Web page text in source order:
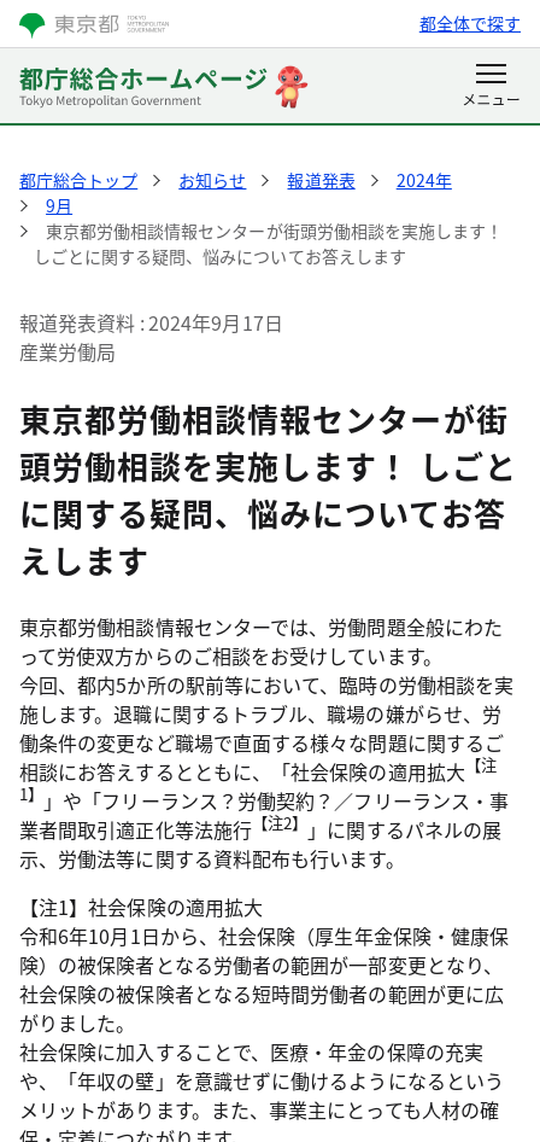
都全体で探す
都庁総合トップ お知らせ 報道発表
2024年
9月
東京都労働相談情報センターが街頭労働相談を実施します！
しごとに関する疑問、悩みについてお答えします
報道発表資料 2024年9月17日
産業労働局
東京都労働相談情報センターが街
頭労働相談を実施します！ しごと
に関する疑問、悩みについてお答
えします
東京都労働相談情報センターでは、労働問題全般にわた
って労使双方からのご相談をお受けしています。
今回、都内5か所の駅前等において、臨時の労働相談を実
施します。退職に関するトラブル、職場の嫌がらせ、労
働条件の変更など職場で直面する様々な問題に関するご
相談にお答えするとともに、「社会保険の適用拡大 【注
1】
」や「フリーランス？労働契約？／フリーランス・事
業者間取引適正化等法施行【注2】
」に関するパネルの展
示、労働法等に関する資料配布も行います。
【注1】社会保険の適用拡大
令和6年10月1日から、社会保険（厚生年金保険・健康保
険）の被保険者となる労働者の範囲が一部変更となり、
社会保険の被保険者となる短時間労働者の範囲が更に広
がりました。
社会保険に加入することで、医療・年金の保障の充実
や、「年収の壁」を意識せずに働けるようになるという
メリットがあります。また、事業主にとっても人材の確